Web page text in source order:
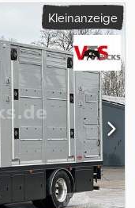
Bereich
Theurer
Kleinanzeige